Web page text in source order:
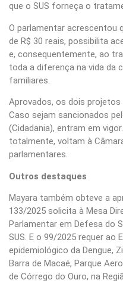
que o SUS forneça o
O parlamentar acrescentou
de R$ 30 reais, possibilita
e, consequentemente, ao
toda a diferença na vida da
familiares.
Aprovados, os dois projetos
Caso sejam sancionados
(Cidadania), entram em
totalmente, voltam à
parlamentares.
Outros destaques
Mayara também obteve a
133/2025 solicita à Mesa
Parlamentar em Defesa do
SUS. E o 99/2025 requer ao
epidemiológico da Dengue,
Barra de Macaé, Parque
de Córrego do Ouro, na